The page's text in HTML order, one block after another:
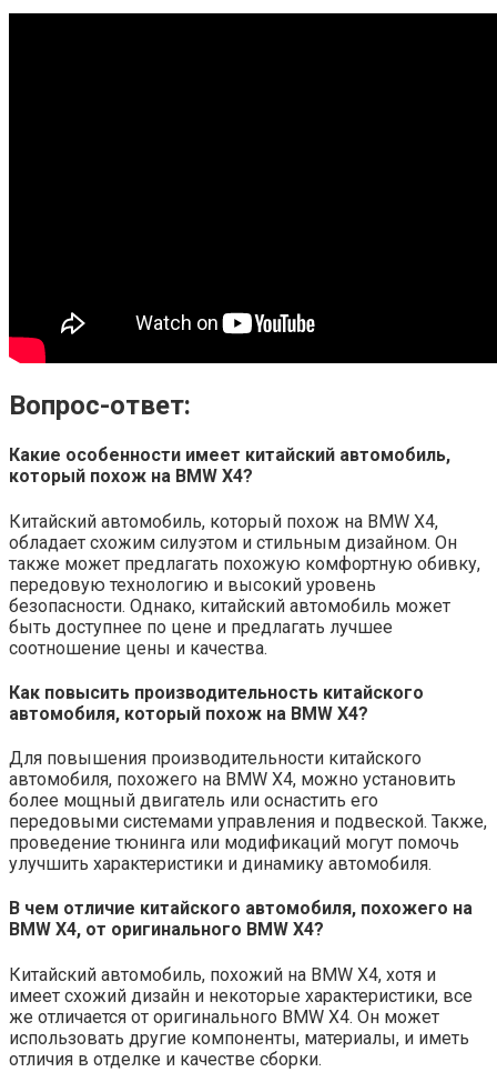
Вопрос-ответ:
Какие особенности имеет китайский автомобиль,
который похож на BMW X4?
Китайский автомобиль, который похож на BMW X4,
обладает схожим силуэтом и стильным дизайном. Он
также может предлагать похожую комфортную обивку,
передовую технологию и высокий уровень
безопасности. Однако, китайский автомобиль может
быть доступнее по цене и предлагать лучшее
соотношение цены и качества.
Как повысить производительность китайского
автомобиля, который похож на BMW X4?
Для повышения производительности китайского
автомобиля, похожего на BMW X4, можно установить
более мощный двигатель или оснастить его
передовыми системами управления и подвеской. Также,
проведение тюнинга или модификаций могут помочь
улучшить характеристики и динамику автомобиля.
В чем отличие китайского автомобиля, похожего на
BMW X4, от оригинального BMW X4?
Китайский автомобиль, похожий на BMW X4, хотя и
имеет схожий дизайн и некоторые характеристики, все
же отличается от оригинального BMW X4. Он может
использовать другие компоненты, материалы, и иметь
отличия в отделке и качестве сборки.